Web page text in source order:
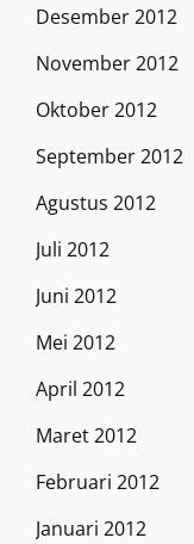
Desember 2012
November 2012
Oktober 2012
September 2012
Agustus 2012
Juli 2012
Juni 2012
Mei 2012
April 2012
Maret 2012
Februari 2012
Januari 2012